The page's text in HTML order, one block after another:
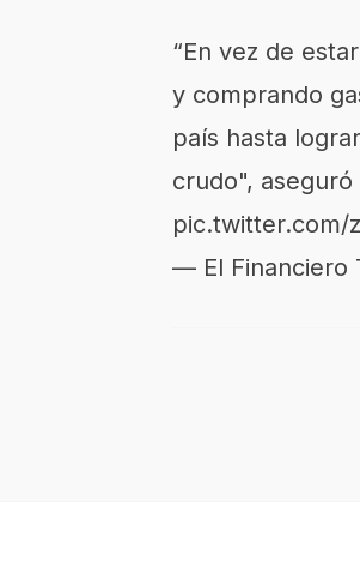
“En vez de
y comprando
país hasta
crudo",
pic.twitter.com/
— El Financiero